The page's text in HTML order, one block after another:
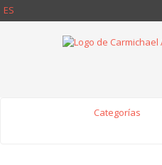
ES
Categorías